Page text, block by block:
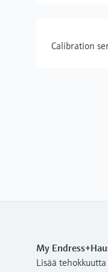
Calibration
My
Lisää